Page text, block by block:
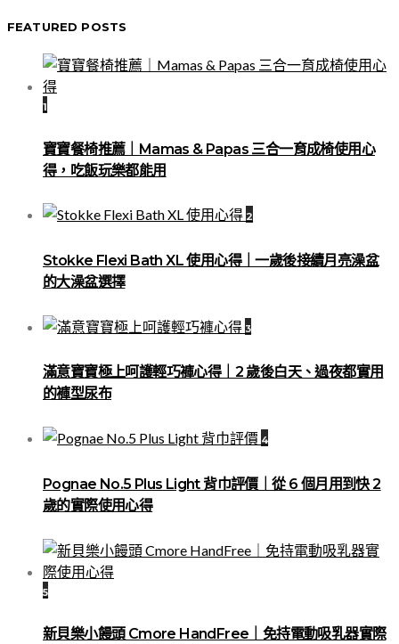
FEATURED POSTS
1
寶寶餐椅推薦｜Mamas & Papas 三合一育成椅使用心
得，吃飯玩樂都能用
2
Stokke Flexi Bath XL 使用心得｜一歲後接續月亮澡盆
的大澡盆選擇
3
滿意寶寶極上呵護輕巧褲心得｜2 歲後白天、過夜都實用
的褲型尿布
4
Pognae No.5 Plus Light 背巾評價｜從 6 個月用到快 2
歲的實際使用心得
5
新貝樂小饅頭 Cmore HandFree｜免持電動吸乳器實際